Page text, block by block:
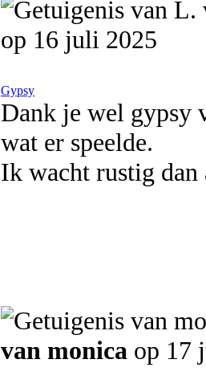
op 16 juli 2025
Gypsy
Dank je wel gypsy
wat er speelde.
Ik wacht rustig dan
van monica op 17